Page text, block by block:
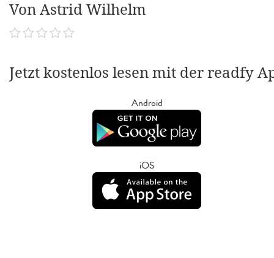
Von Astrid Wilhelm
Jetzt kostenlos lesen mit der readfy
Android
iOS